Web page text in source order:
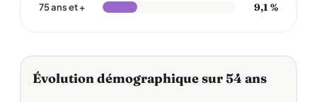
75 ans et + 9,1 %
Évolution démographique sur 54 ans